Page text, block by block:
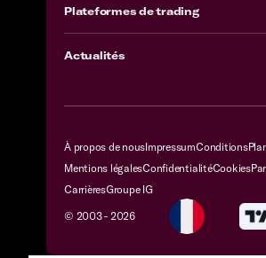
Plateformes de trading
Actualités
À propos de nousImpressumConditions
Mentions légalesConfidentialitéCookies
CarrièresGroupe IG
© 2003 - 2026